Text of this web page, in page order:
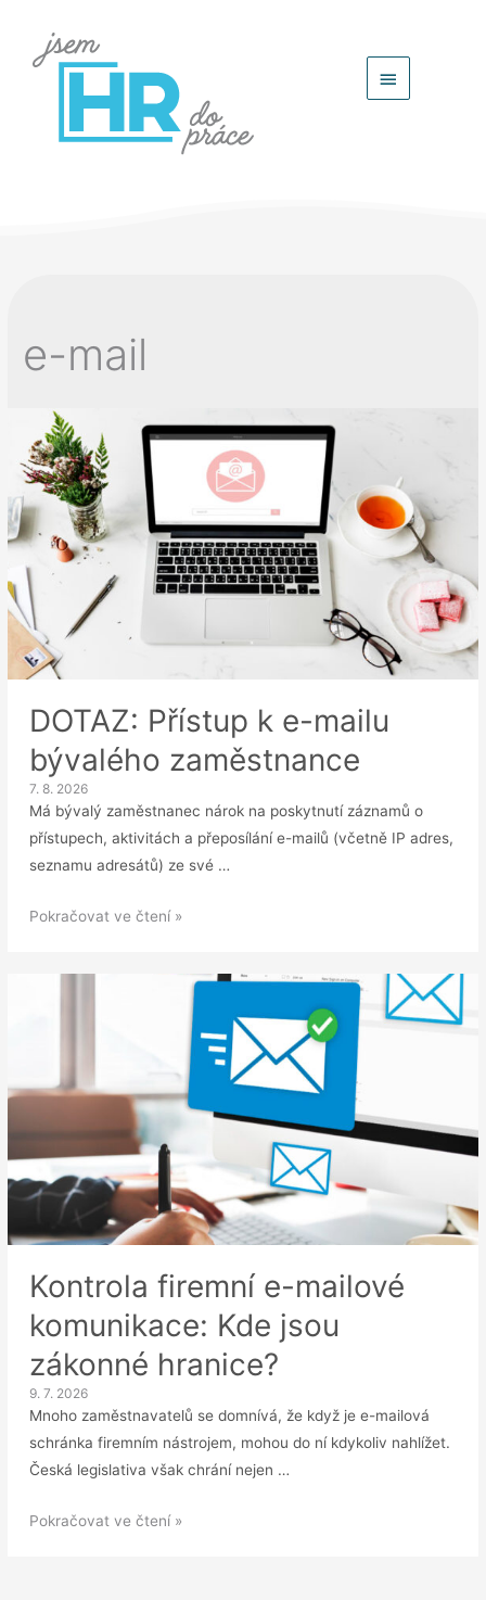
Hlavní
e-mail
DOTAZ: Přístup k e-mailu
bývalého zaměstnance
7. 8. 2026
Má bývalý zaměstnanec nárok na poskytnutí záznamů o
přístupech, aktivitách a přeposílání e-mailů (včetně IP adres,
seznamu adresátů) ze své …
DOTAZ:
Pokračovat ve čtení »
Kontrola firemní e-mailové
komunikace: Kde jsou
zákonné hranice?
9. 7. 2026
Mnoho zaměstnavatelů se domnívá, že když je e-mailová
schránka firemním nástrojem, mohou do ní kdykoliv nahlížet.
Česká legislativa však chrání nejen …
Kontrola
Pokračovat ve čtení »